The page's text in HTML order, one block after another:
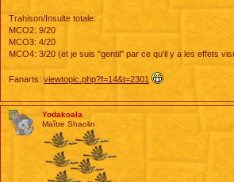
Trahison/Insulte totale:
MCO2: 9/20
MCO3: 4/20
MCO4: 3/20 (et je suis "gentil" par ce qu'il y a les effets
Fanarts: viewtopic.php?f=14&t=2301
Yodakoala
Maître Shaolin